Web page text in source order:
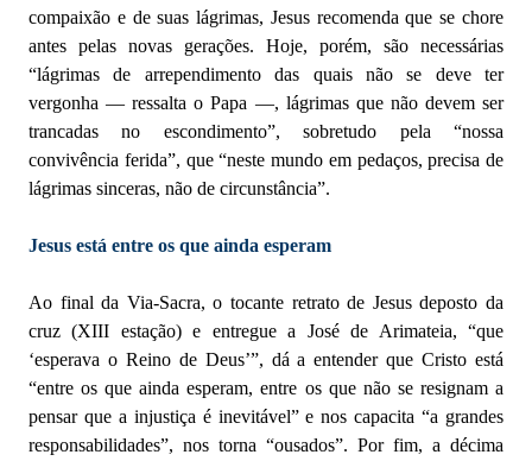
compaixão e de suas lágrimas, Jesus recomenda que se chore
antes pelas novas gerações. Hoje, porém, são necessárias
“lágrimas de arrependimento das quais não se deve ter
vergonha — ressalta o Papa —, lágrimas que não devem ser
trancadas no escondimento”, sobretudo pela “nossa
convivência ferida”, que “neste mundo em pedaços, precisa de
lágrimas sinceras, não de circunstância”.
Jesus está entre os que ainda esperam
Ao final da Via-Sacra, o tocante retrato de Jesus deposto da
cruz (XIII estação) e entregue a José de Arimateia, “que
‘esperava o Reino de Deus’”, dá a entender que Cristo está
“entre os que ainda esperam, entre os que não se resignam a
pensar que a injustiça é inevitável” e nos capacita “a grandes
responsabilidades”, nos torna “ousados”. Por fim, a décima